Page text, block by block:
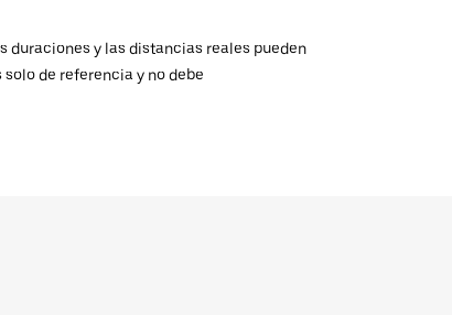
duraciones y las distancias reales pueden
de referencia y no debe